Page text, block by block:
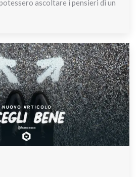
ascoltare i pensieri di un